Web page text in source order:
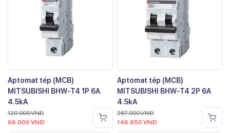
Aptomat tép (MCB)
MITSUBISHI BHW-T4 1P 6A
4.5kA
120.000VNĐ
66.000 VNĐ
Aptomat tép (MCB)
MITSUBISHI BHW-T4 2P 6A
4.5kA
267.000VNĐ
146.850 VNĐ